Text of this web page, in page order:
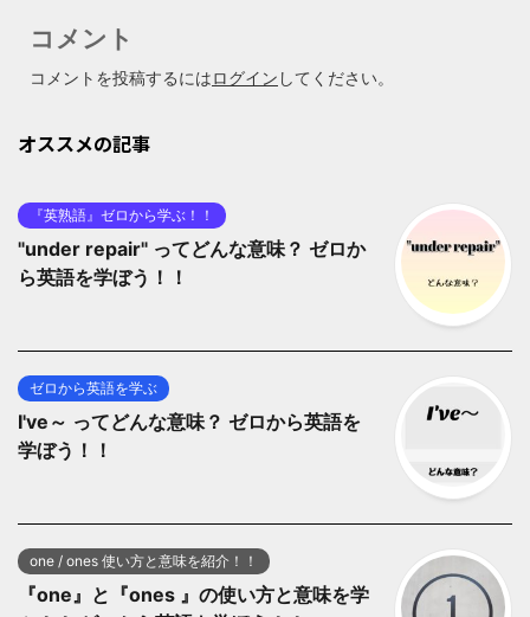
コメント
コメントを投稿するにはログイン してください。
オススメの記事
『英熟語』ゼロから学ぶ！！
"under repair" ってどんな意味？ ゼロか
ら英語を学ぼう！！
ゼロから英語を学ぶ
I've～ ってどんな意味？ ゼロから英語を
学ぼう！！
one / ones 使い方と意味を紹介！！
『one』と『ones 』の使い方と意味を学